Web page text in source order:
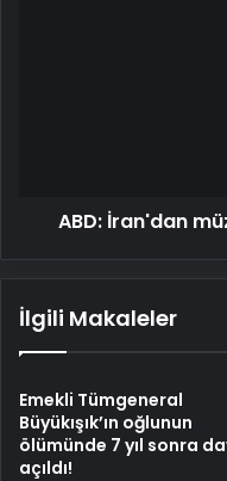
ABD: İran'dan
İlgili Makaleler
Emekli Tümgeneral
Büyükışık’ın oğlunun
ölümünde 7 yıl sonra
açıldı!